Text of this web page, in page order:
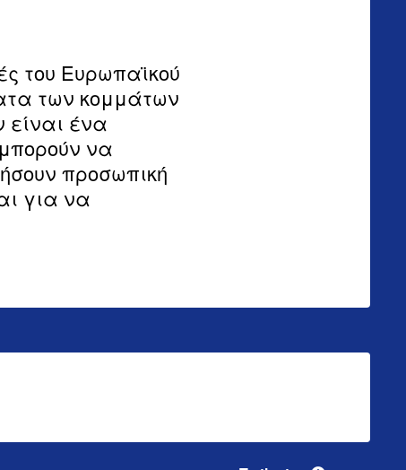
του Ευρωπαϊκού
των κομμάτων
είναι ένα
να
προσωπική
για να